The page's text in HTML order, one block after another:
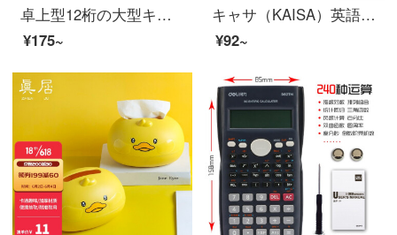
卓上型12桁の大型キーの財務計算機事務用品の露店が銀色で並べられています。
¥175~
キャサ（KAISA）英語帳厚紙付き英語練習本10冊入り36 K（125）×175 mm）
¥92~